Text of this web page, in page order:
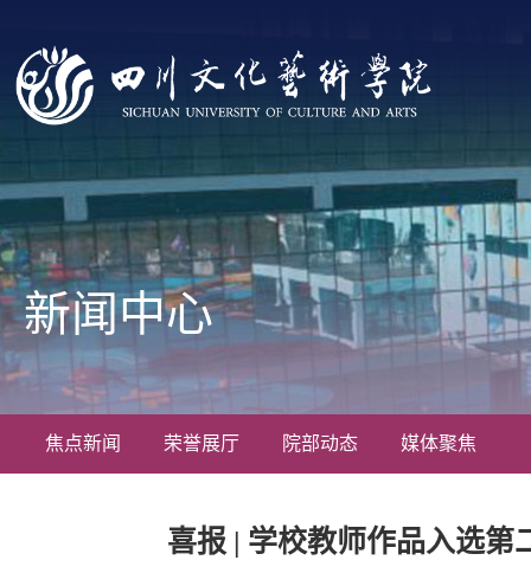
焦点新闻 荣誉展厅 院部动态 媒体聚焦
新闻中心
喜报 | 学校教师作品入选第